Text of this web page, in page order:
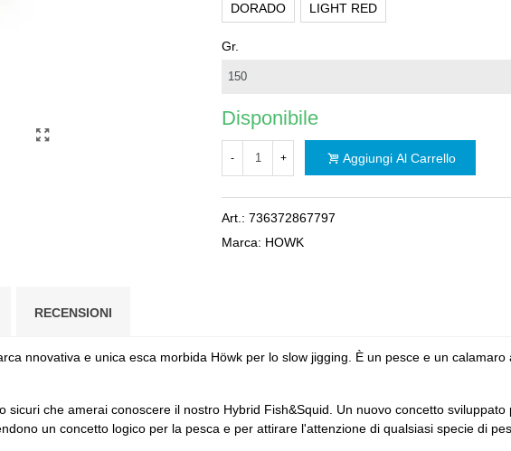
DORADO LIGHT RED
Gr.
Disponibile
- + Aggiungi Al Carrello
Art.: 736372867797
Marca: HOWK
RECENSIONI
nnovativa e unica esca morbida Höwk per lo slow jigging. È un pesce e un
sicuri che amerai conoscere il nostro Hybrid Fish&Squid. Un nuovo concetto
un concetto logico per la pesca e per attirare l'attenzione di qualsiasi specie di